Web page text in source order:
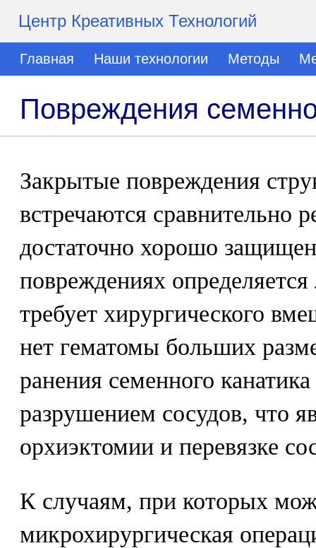
Центр Креативных Технологий
Главная Наши технологии Методы
Повреждения
Закрытые повреждения
встречаются сравнительно
достаточно хорошо
повреждениях
требует хирургического
нет гематомы больших
ранения семенного
разрушением сосудов, что
орхиэктомии и перевязке
К случаям, при которых
микрохирургическая